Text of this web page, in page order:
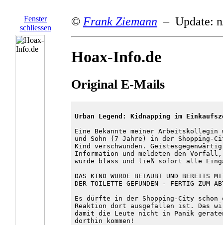
Fenster
schliessen
© Frank Ziemann – Update:
Hoax-Info.de
Original E-Mails
Urban Legend: Kidnapping im
Eine Bekannte meiner Arbeitskollegin
und Sohn (7 Jahre) in der Shopping-
Kind verschwunden.
Information und meldeten den
wurde blass und ließ sofort alle
DAS KIND WURDE BETÄUBT UND BEREITS
DER TOILETTE GEFUNDEN - FERTIG ZUM
Es dürfte in der Shopping-City
Reaktion dort ausgefallen ist. Das
damit die Leute nicht in Panik
dorthin kommen!